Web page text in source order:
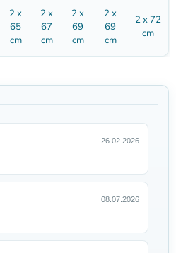
2 x
65
cm
2 x
67
cm
2 x
69
cm
2 x
69
cm
2 x 72
cm
26.02.2026
08.07.2026